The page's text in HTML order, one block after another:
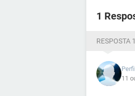
1
RESPOSTA
11